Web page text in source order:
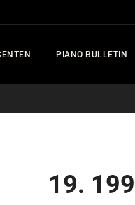
PIANO BULLETIN
19.